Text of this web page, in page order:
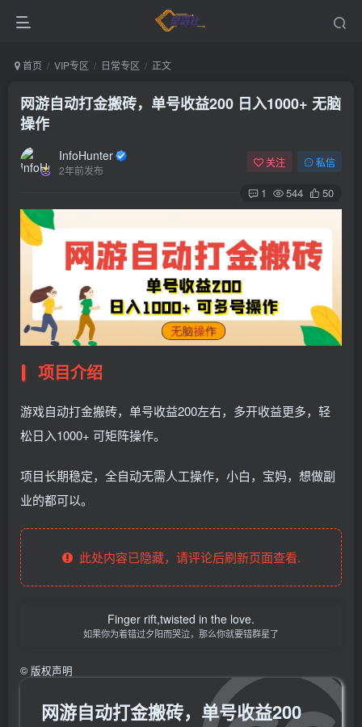
首页 VIP专区 日常专区 正文
网游自动打金搬砖，单号收益200 日入1000+ 无脑
操作
InfoHunter
2年前发布
关注 私信
1 544 50
项目介绍
游戏自动打金搬砖，单号收益200左右，多开收益更多，轻
松日入1000+ 可矩阵操作。
项目长期稳定，全自动无需人工操作，小白，宝妈，想做副
业的都可以。
此处内容已隐藏，请评论后刷新页面查看.
Finger rift,twisted in the love.
如果你为着错过夕阳而哭泣，那么你就要错群星了
© 版权声明
网游自动打金搬砖，单号收益200